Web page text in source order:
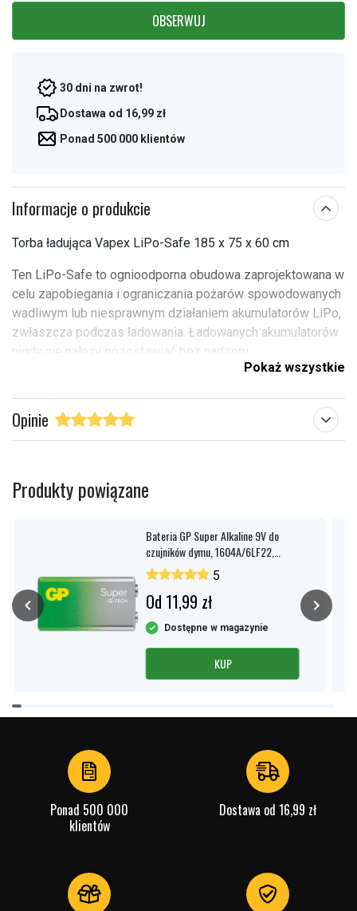
OBSERWUJ
30 dni na zwrot!
Dostawa od 16,99 zł
Ponad 500 000 klientów
Informacje o produkcie
Torba ładująca Vapex LiPo-Safe 185 x 75 x 60 cm
Ten LiPo-Safe to ognioodporna obudowa zaprojektowana w
celu zapobiegania i ograniczania pożarów spowodowanych
wadliwym lub niesprawnym działaniem akumulatorów LiPo,
zwłaszcza podczas ładowania. Ładowanych akumulatorów
nigdy nie należy pozostawiać bez nadzoru.
Typ produktu:
Sprawdź, co oznaczają poszczególne parametry
Pokaż wszystkie
Opinie
Produkty powiązane
Bateria GP Super Alkaline 9V do
czujników dymu, 1604A/6LF22,
opakowanie 1 szt.
5
Od 11,99 zł
Dostępne w magazynie
KUP
Item
1
Ponad 500 000
klientów
Dostawa od 16,99 zł